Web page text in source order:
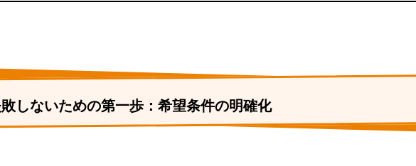
しないための第一歩：希望条件の明確化